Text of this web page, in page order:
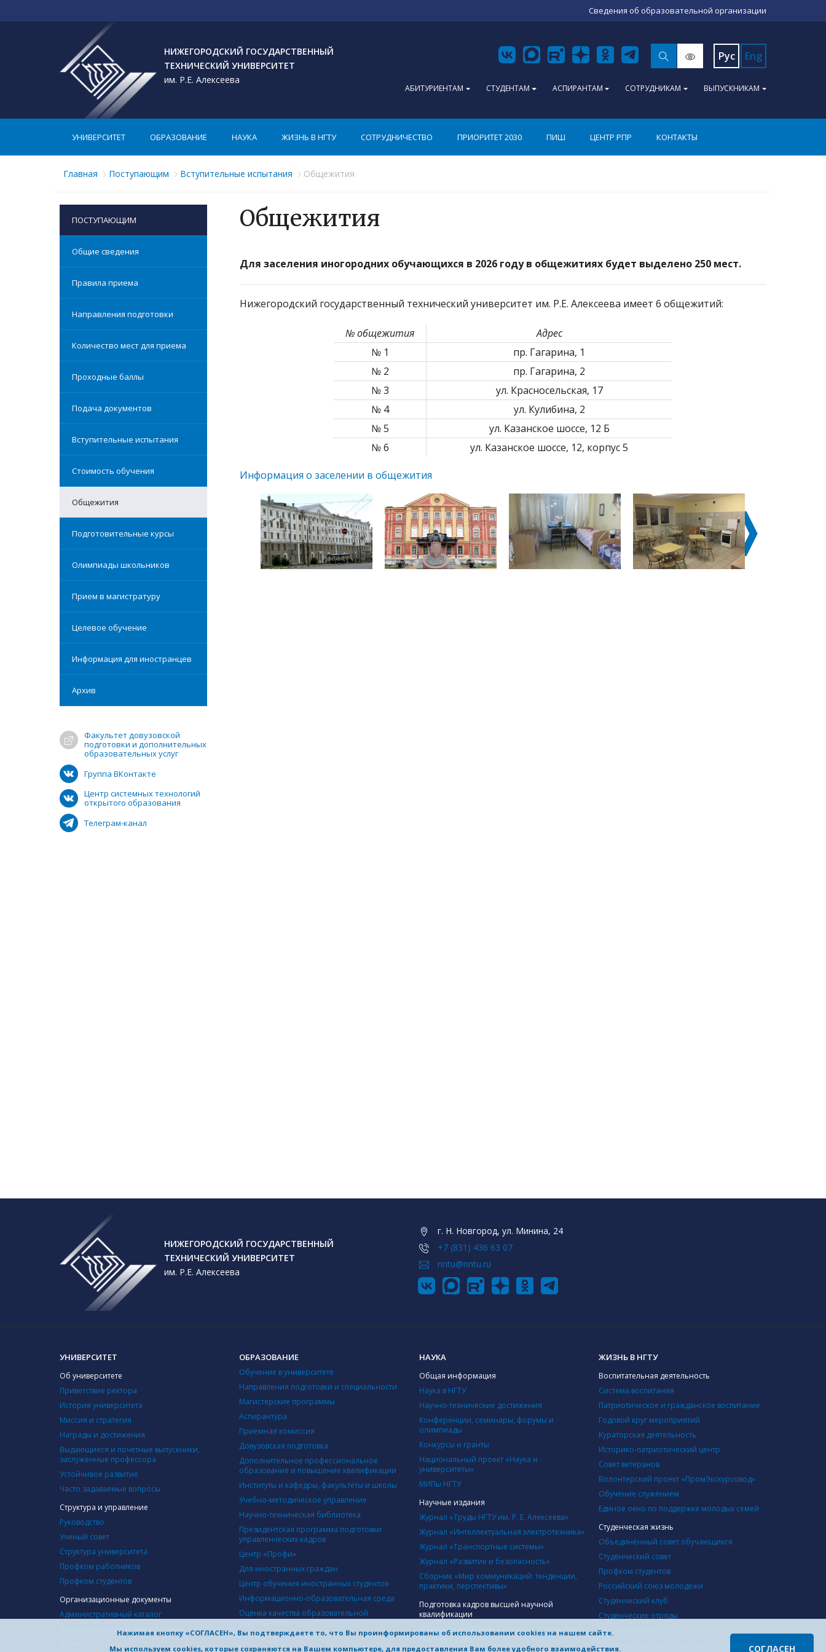
Нажимая кнопку «СОГЛАСЕН», Вы подтверждаете то, что Вы проинформированы об использовании cookies на нашем сайте.
Мы используем cookies, которые сохраняются на Вашем компьютере, для предоставления Вам более удобного взаимодействия.
СОГЛАСЕН
Сведения об образовательной организации
НИЖЕГОРОДСКИЙ ГОСУДАРСТВЕННЫЙ
ТЕХНИЧЕСКИЙ УНИВЕРСИТЕТ
им. Р.Е. Алексеева
Рус Eng
АБИТУРИЕНТАМ СТУДЕНТАМ АСПИРАНТАМ СОТРУДНИКАМ ВЫПУСКНИКАМ
УНИВЕРСИТЕТ ОБРАЗОВАНИЕ НАУКА ЖИЗНЬ В НГТУ СОТРУДНИЧЕСТВО ПРИОРИТЕТ 2030 ПИШ ЦЕНТР РПР КОНТАКТЫ
Главная Поступающим Вступительные испытания Общежития
ПОСТУПАЮЩИМ
Общие сведения
Правила приема
Направления подготовки
Количество мест для приема
Проходные баллы
Подача документов
Вступительные испытания
Стоимость обучения
Общежития
Подготовительные курсы
Олимпиады школьников
Прием в магистратуру
Целевое обучение
Информация для иностранцев
Архив
Факультет довузовской
подготовки и дополнительных
образовательных услуг
Группа ВКонтакте
Центр системных технологий
открытого образования
Телеграм-канал
Общежития
Для заселения иногородних обучающихся в 2026 году в общежитиях будет выделено 250 мест.
Нижегородский государственный технический университет им. Р.Е. Алексеева имеет 6 общежитий:
№ общежития
Адрес
№ 1
пр. Гагарина, 1
№ 2
пр. Гагарина, 2
№ 3
ул. Красносельская, 17
№ 4
ул. Кулибина, 2
№ 5
ул. Казанское шоссе, 12 Б
№ 6
ул. Казанское шоссе, 12, корпус 5
Информация о заселении в общежития
❭
НИЖЕГОРОДСКИЙ ГОСУДАРСТВЕННЫЙ
ТЕХНИЧЕСКИЙ УНИВЕРСИТЕТ
им. Р.Е. Алексеева
г. Н. Новгород, ул. Минина, 24
+7 (831) 436 63 07
nntu@nntu.ru
УНИВЕРСИТЕТ
Об университете
Приветствие ректора
История университета
Миссия и стратегия
Награды и достижения
Выдающиеся и почетные выпускники,
заслуженные профессора
Устойчивое развитие
Часто задаваемые вопросы
Структура и управление
Руководство
Ученый совет
Структура университета
Профком работников
Профком студентов
Организационные документы
Административный каталог
Лицензирование и аккредитация
ОБРАЗОВАНИЕ
Обучение в университете
Направления подготовки и специальности
Магистерские программы
Аспирантура
Приемная комиссия
Довузовская подготовка
Дополнительное профессиональное
образование и повышение квалификации
Институты и кафедры, факультеты и школы
Учебно-методическое управление
Научно-техническая библиотека
Президентская программа подготовки
управленческих кадров
Центр «Профи»
Для иностранных граждан
Центр обучения иностранных студентов
Информационно-образовательная среда
Оценка качества образовательной
НАУКА
Общая информация
Наука в НГТУ
Научно-технические достижения
Конференции, семинары, форумы и
олимпиады
Конкурсы и гранты
Национальный проект «Наука и
университеты»
МИПы НГТУ
Научные издания
Журнал «Труды НГТУ им. Р. Е. Алексеева»
Журнал «Интеллектуальная электротехника»
Журнал «Транспортные системы»
Журнал «Развитие и безопасность»
Сборник «Мир коммуникаций: тенденции,
практики, перспективы»
Подготовка кадров высшей научной
квалификации
Факультет подготовки специалистов высшей
квалификации
ЖИЗНЬ В НГТУ
Воспитательная деятельность
Система воспитания
Патриотическое и гражданское воспитание
Годовой круг мероприятий
Кураторская деятельность
Историко-патриотический центр
Совет ветеранов
Волонтерский проект «ПромЭкскурсовод»
Обучение служением
Единое окно по поддержке молодых семей
Студенческая жизнь
Объединённый совет обучающихся
Студенческий совет
Профком студентов
Российский союз молодежи
Студенческий клуб
Студенческие отряды
Cпортивный клуб
Студенческий совет студенческого городка